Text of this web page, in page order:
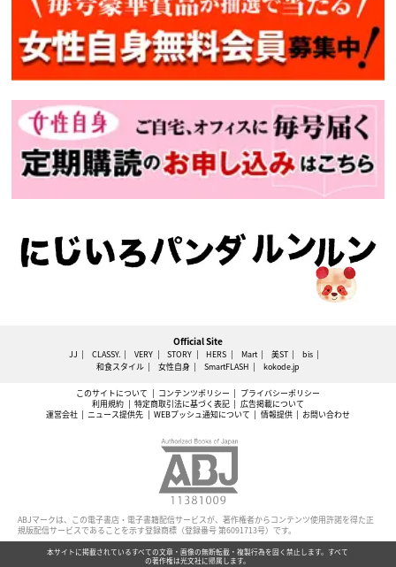
Official Site
JJ CLASSY. VERY STORY HERS Mart 美ST
bis
和食スタイル
女性自身 SmartFLASH kokode.jp
このサイトについて コンテンツポリシー
プライバシーポリシー
利用規約
特定商取引法に基づく表記
広告掲載について
運営会社
ニュース提供先 WEBプッシュ通知について 情報提供 お問い合わせ
ABJマークは、この電子書店・電子書籍配信サービスが、著作権者からコンテンツ使用許諾を得た正
規版配信サービスであることを示す登録商標（登録番号 第6091713号）です。
本サイトに掲載されているすべての文章・画像の無断転載・複製行為を固く禁止します。すべて
の著作権は光文社に帰属します。